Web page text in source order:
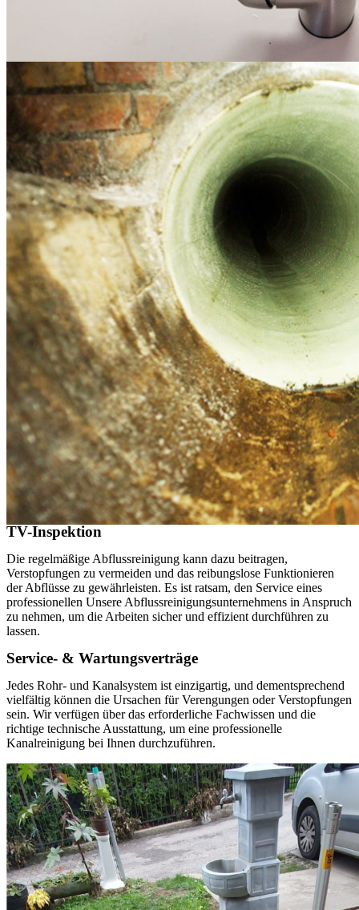
TV-Inspektion
Die regelmäßige Abflussreinigung kann dazu beitragen,
Verstopfungen zu vermeiden und das reibungslose Funktionieren
der Abflüsse zu gewährleisten. Es ist ratsam, den Service eines
professionellen Unsere Abflussreinigungsunternehmens in Anspruch
zu nehmen, um die Arbeiten sicher und effizient durchführen zu
lassen.
Service- & Wartungsverträge
Jedes Rohr- und Kanalsystem ist einzigartig, und dementsprechend
vielfältig können die Ursachen für Verengungen oder Verstopfungen
sein. Wir verfügen über das erforderliche Fachwissen und die
richtige technische Ausstattung, um eine professionelle
Kanalreinigung bei Ihnen durchzuführen.